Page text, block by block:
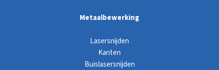
Metaalbewerking
Lasersnijden
Kanten
Buislasersnijden